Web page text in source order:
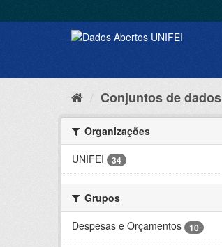
Conjuntos de dados
Organizações
UNIFEI
34
Grupos
Despesas e Orçamentos
10